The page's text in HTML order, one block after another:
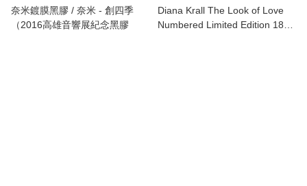
奈米鍍膜黑膠 / 奈米 - 創四季
（2016高雄音響展紀念黑膠
Diana Krall The Look of Love
Numbered Limited Edition 180g